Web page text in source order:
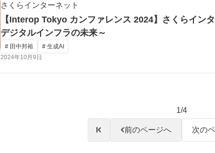
さくらインターネット
【Interop Tokyo カンファレンス 2024】さくらイン
デジタルインフラの未来～
# 田中邦裕
# 生成AI
2024年10月9日
1/4
前のページへ 次の